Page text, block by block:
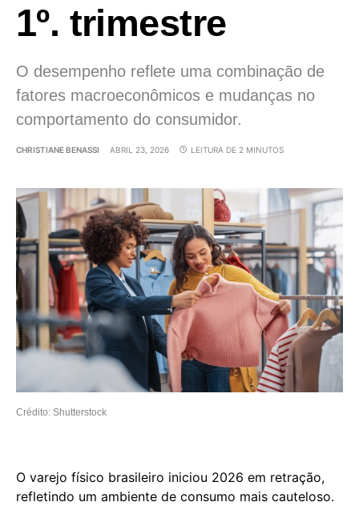
1º. trimestre
O desempenho reflete uma combinação de
fatores macroeconômicos e mudanças no
comportamento do consumidor.
CHRISTIANE BENASSI ABRIL 23, 2026 LEITURA DE 2 MINUTOS
Crédito: Shutterstock
O varejo físico brasileiro iniciou 2026 em retração,
refletindo um ambiente de consumo mais cauteloso.